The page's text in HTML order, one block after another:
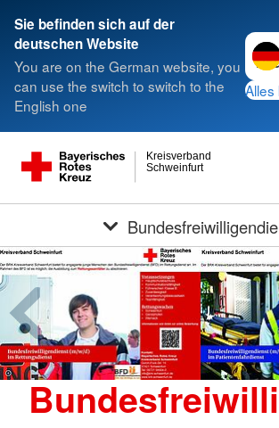
Sie befinden sich auf der
deutschen Website
You are on the German website, you
can use the switch to switch to the
English one
Alles
Schweinfurt
Kreisverband